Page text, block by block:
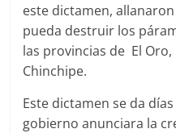
este dictamen,
pueda destruir los
las provincias de El Oro,
Chinchipe.
Este dictamen se da
gobierno anunciara la